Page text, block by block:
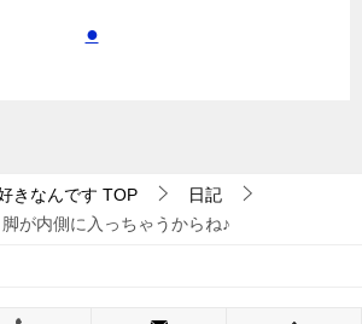
●
きなんです TOP
日記
が内側に入っちゃうからね♪